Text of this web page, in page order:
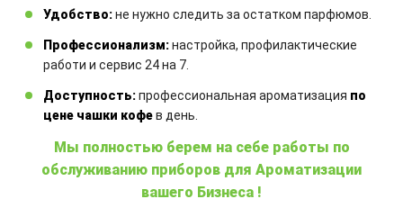
изысканным, но при этом сочетает в
гармонии
Аромадиффузор:
ароматической жидкостью и
комплектом бамбуковых палочек
600,00₴
Удобство:не нужно следить за остатком парфюмов.
Профессионализм:настройка, профилактические
работи и сервис 24 на 7.
Доступность:профессиональная ароматизация по
цене чашки кофев день.
Мы полностью берем на себе работы по
обслуживанию приборов для Ароматизации
вашего Бизнеса !